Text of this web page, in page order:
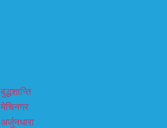
बुद्धशान्ति
मेचिनगर
अर्जुनधारा